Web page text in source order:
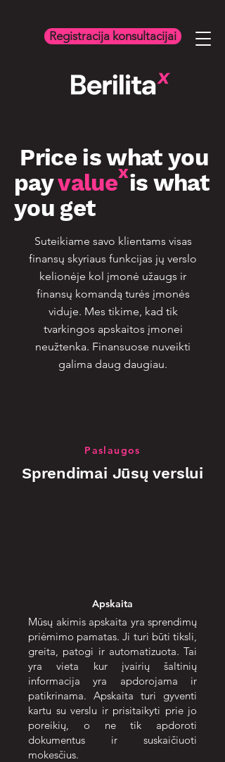
Registracija konsultacijai
Price is what you
payvalueis what
you get
x
Suteikiame savo klientams visas
finansų skyriaus funkcijas jų verslo
kelionėje kol įmonė užaugs ir
finansų komandą turės įmonės
viduje. Mes tikime, kad tik
tvarkingos apskaitos įmonei
neužtenka. Finansuose nuveikti
galima daug daugiau.
Paslaugos
Sprendimai Jūsų verslui
Apskaita
Mūsų akimis apskaita yra sprendimų
priėmimo pamatas. Ji turi būti tiksli,
greita, patogi ir automatizuota. Tai
yra vieta kur įvairių šaltinių
informacija yra apdorojama ir
patikrinama. Apskaita turi gyventi
kartu su verslu ir prisitaikyti prie jo
poreikių, o ne tik apdoroti
dokumentus ir suskaičiuoti
mokesčius.